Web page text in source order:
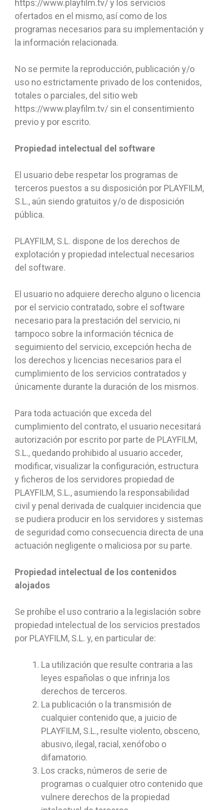
https://www.playfilm.tv/ y los servicios
ofertados en el mismo, así como de los
programas necesarios para su implementación y
la información relacionada.
No se permite la reproducción, publicación y/o
uso no estrictamente privado de los contenidos,
totales o parciales, del sitio web
https://www.playfilm.tv/ sin el consentimiento
previo y por escrito.
Propiedad intelectual del software
El usuario debe respetar los programas de
terceros puestos a su disposición por PLAYFILM,
S.L., aún siendo gratuitos y/o de disposición
pública.
PLAYFILM, S.L. dispone de los derechos de
explotación y propiedad intelectual necesarios
del software.
El usuario no adquiere derecho alguno o licencia
por el servicio contratado, sobre el software
necesario para la prestación del servicio, ni
tampoco sobre la información técnica de
seguimiento del servicio, excepción hecha de
los derechos y licencias necesarios para el
cumplimiento de los servicios contratados y
únicamente durante la duración de los mismos.
Para toda actuación que exceda del
cumplimiento del contrato, el usuario necesitará
autorización por escrito por parte de PLAYFILM,
S.L., quedando prohibido al usuario acceder,
modificar, visualizar la configuración, estructura
y ficheros de los servidores propiedad de
PLAYFILM, S.L., asumiendo la responsabilidad
civil y penal derivada de cualquier incidencia que
se pudiera producir en los servidores y sistemas
de seguridad como consecuencia directa de una
actuación negligente o maliciosa por su parte.
Propiedad intelectual de los contenidos
alojados
Se prohíbe el uso contrario a la legislación sobre
propiedad intelectual de los servicios prestados
por PLAYFILM, S.L. y, en particular de:
La utilización que resulte contraria a las
leyes españolas o que infrinja los
derechos de terceros.
La publicación o la transmisión de
cualquier contenido que, a juicio de
PLAYFILM, S.L., resulte violento, obsceno,
abusivo, ilegal, racial, xenófobo o
difamatorio.
Los cracks, números de serie de
programas o cualquier otro contenido que
vulnere derechos de la propiedad